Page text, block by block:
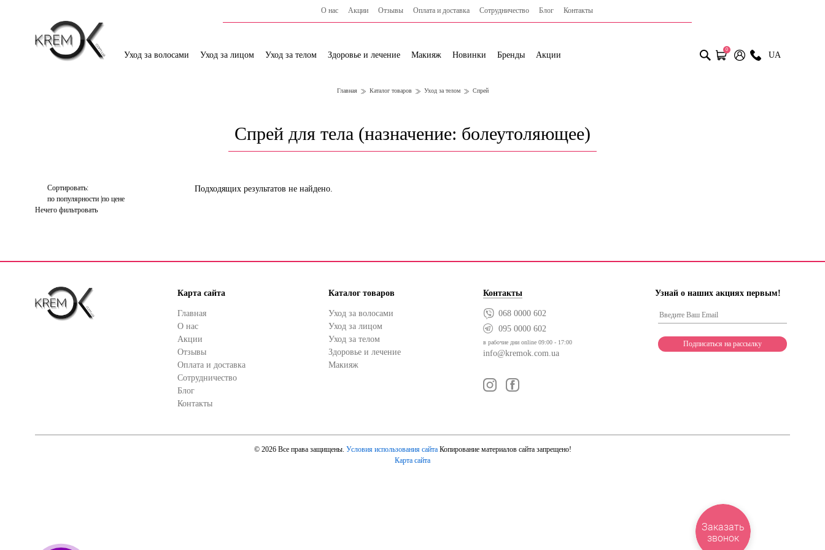
О нас Акции Отзывы Оплата и доставка Сотрудничество Блог Контакты
Уход за волосами Уход за лицом Уход за телом Здоровье и лечение Макияж Новинки Бренды Акции
0
UA
Главная Каталог товаров Уход за телом Спрей
Спрей для тела (назначение: болеутоляющее)
Сортировать:
по популярности по цене
Нечего фильтровать
Подходящих результатов не найдено.
Карта сайта
Главная
О нас
Акции
Отзывы
Оплата и доставка
Сотрудничество
Блог
Контакты
Каталог товаров
Уход за волосами
Уход за лицом
Уход за телом
Здоровье и лечение
Макияж
Контакты
068 0000 602
095 0000 602
в рабочие дни online 09:00 - 17:00
info@kremok.com.ua
Узнай о наших акциях первым!
© 2026 Все права защищены. Условия использования сайтаКопирование материалов сайта запрещено!
Карта сайта
Заказать
звонок